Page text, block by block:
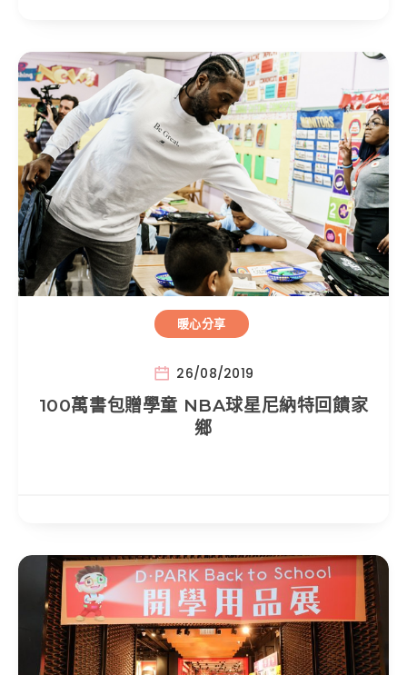
暖心分享
26/08/2019
100萬書包贈學童 NBA球星尼納特回饋家
鄉